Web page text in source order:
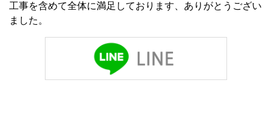
工事を含めて全体に満足しております、ありがとうござい
ました。